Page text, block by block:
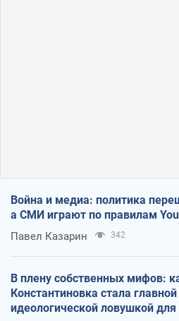
Война и медиа: политика
а СМИ играют по правилам
Павел Казарин 342
В плену собственных мифов:
Константиновка стала главной
идеологической ловушкой для